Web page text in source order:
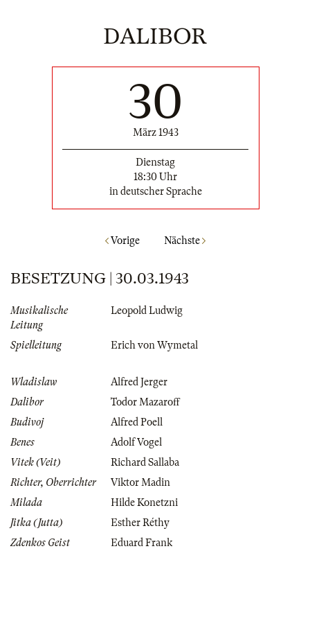
DALIBOR
30
März 1943
Dienstag
18:30 Uhr
in deutscher Sprache
Vorige Nächste
BESETZUNG | 30.03.1943
Musikalische
Leitung
Leopold Ludwig
Spielleitung Erich von Wymetal
Wladislaw
Alfred Jerger
Dalibor
Todor Mazaroff
Budivoj
Alfred Poell
Benes
Adolf Vogel
Vitek (Veit)
Richard Sallaba
Richter, Oberrichter
Viktor Madin
Milada
Hilde Konetzni
Jitka (Jutta)
Esther Réthy
Zdenkos Geist
Eduard Frank